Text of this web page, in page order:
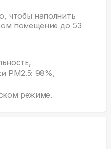
чтобы наполнить
помещение до 53
PM2.5: 98%,
режиме.